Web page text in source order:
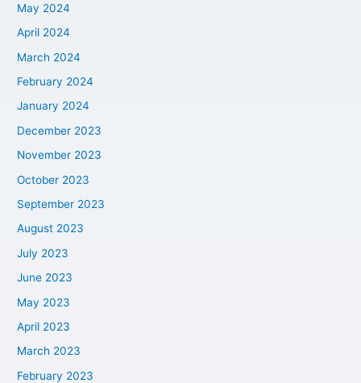
May 2024
April 2024
March 2024
February 2024
January 2024
December 2023
November 2023
October 2023
September 2023
August 2023
July 2023
June 2023
May 2023
April 2023
March 2023
February 2023